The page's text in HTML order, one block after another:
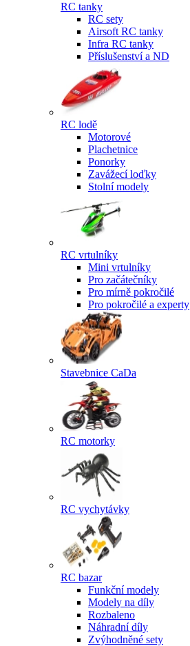
RC tanky
RC sety
Airsoft RC tanky
Infra RC tanky
Příslušenství a ND
RC lodě
Motorové
Plachetnice
Ponorky
Zavážecí loďky
Stolní modely
RC vrtulníky
Mini vrtulníky
Pro začátečníky
Pro mírně pokročilé
Pro pokročilé a experty
Stavebnice CaDa
RC motorky
RC vychytávky
RC bazar
Funkční modely
Modely na díly
Rozbaleno
Náhradní díly
Zvýhodněné sety